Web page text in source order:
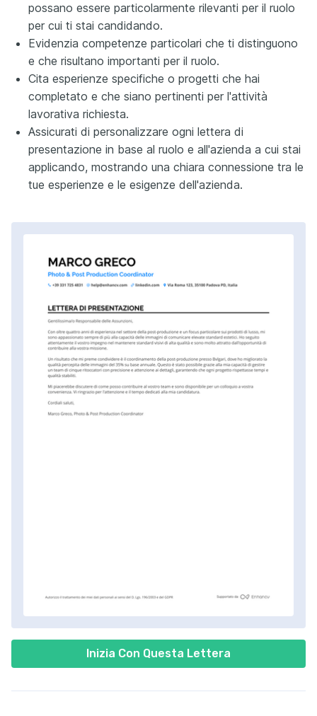
Inizia Con Questa Lettera
possano essere particolarmente rilevanti per il ruolo
per cui ti stai candidando.
Evidenzia competenze particolari che ti distinguono
e che risultano importanti per il ruolo.
Cita esperienze specifiche o progetti che hai
completato e che siano pertinenti per l'attività
lavorativa richiesta.
Assicurati di personalizzare ogni lettera di
presentazione in base al ruolo e all'azienda a cui stai
applicando, mostrando una chiara connessione tra le
tue esperienze e le esigenze dell'azienda.